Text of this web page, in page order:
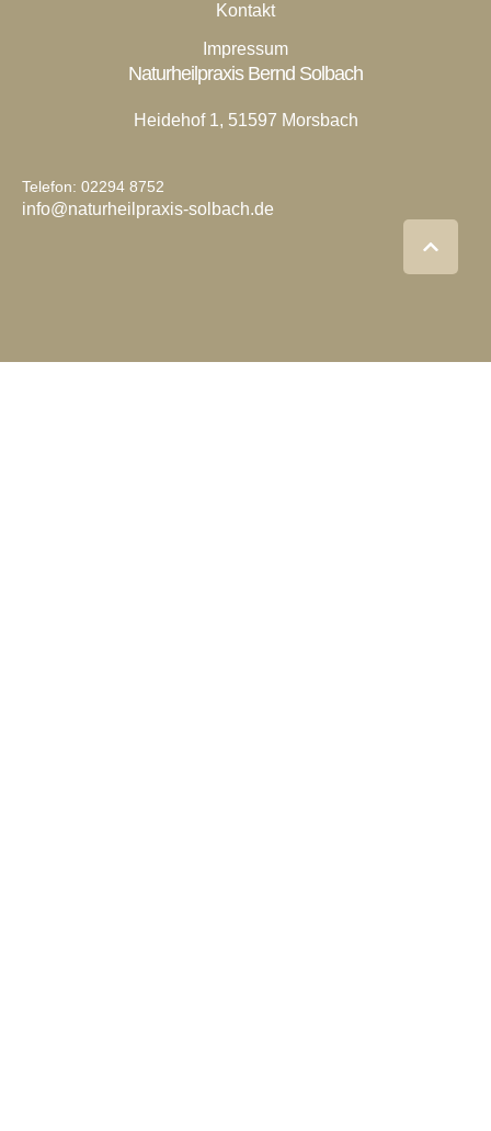
Kontakt
Impressum
Naturheilpraxis Bernd Solbach
Heidehof 1, 51597 Morsbach
Telefon: 02294 8752
info@naturheilpraxis-solbach.de